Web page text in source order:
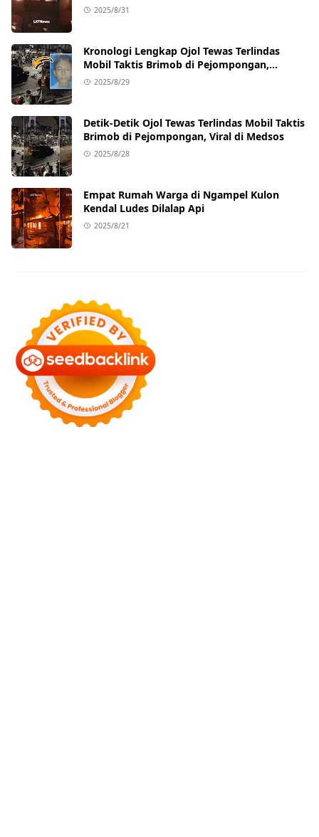
2025/8/31
Kronologi Lengkap Ojol Tewas Terlindas
Mobil Taktis Brimob di Pejompongan,
Ternyata Sedang Antar Orderan
2025/8/29
Detik-Detik Ojol Tewas Terlindas Mobil Taktis
Brimob di Pejompongan, Viral di Medsos
2025/8/28
Empat Rumah Warga di Ngampel Kulon
Kendal Ludes Dilalap Api
2025/8/21